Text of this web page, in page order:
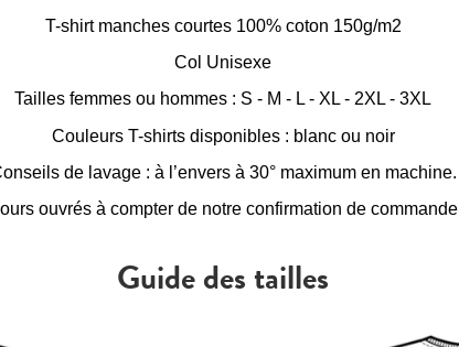
T-shirt manches courtes 100% coton 150g/m2
Col Unisexe
Tailles femmes ou hommes : S - M - L - XL - 2XL - 3XL
Couleurs T-shirts disponibles : blanc ou noir
de lavage : à l’envers à 30° maximum en machine.
ouvrés à compter de notre confirmation de
Guide des tailles